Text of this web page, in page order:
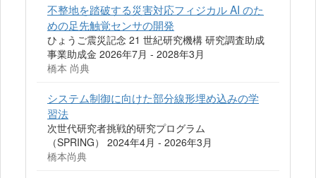
不整地を踏破する災害対応フィジカル AI のた
めの足先触覚センサの開発
ひょうご震災記念 21 世紀研究機構 研究調査助成
事業助成金 2026年7月 - 2028年3月
橋本 尚典
システム制御に向けた部分線形埋め込みの学
習法
次世代研究者挑戦的研究プログラム
（SPRING） 2024年4月 - 2026年3月
橋本尚典